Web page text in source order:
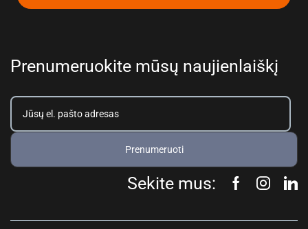
Prenumeruokite mūsų naujienlaiškį
Prenumeruoti
Sekite mus: